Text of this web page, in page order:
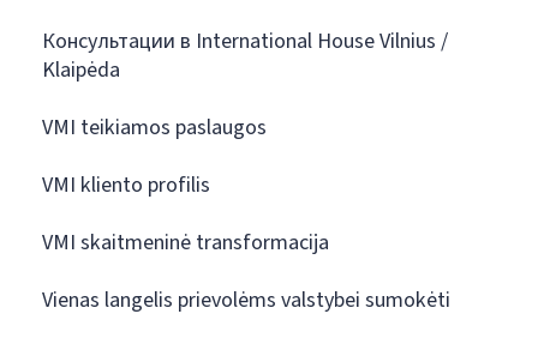
Консультации в International House Vilnius /
Klaipėda
VMI teikiamos paslaugos
VMI kliento profilis
VMI skaitmeninė transformacija
Vienas langelis prievolėms valstybei sumokėti